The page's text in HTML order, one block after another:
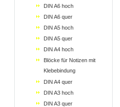
DIN A6 hoch
DIN A6 quer
DIN A5 hoch
DIN A5 quer
DIN A4 hoch
Blöcke für Notizen mit
Klebebindung
DIN A4 quer
DIN A3 hoch
DIN A3 quer